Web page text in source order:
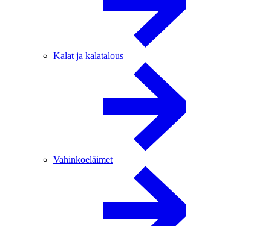
Kalat ja kalatalous
Vahinkoeläimet